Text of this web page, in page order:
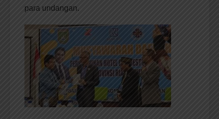
para undangan.